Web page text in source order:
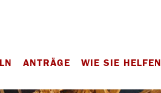
ANTRÄGE WIE SIE HELFEN